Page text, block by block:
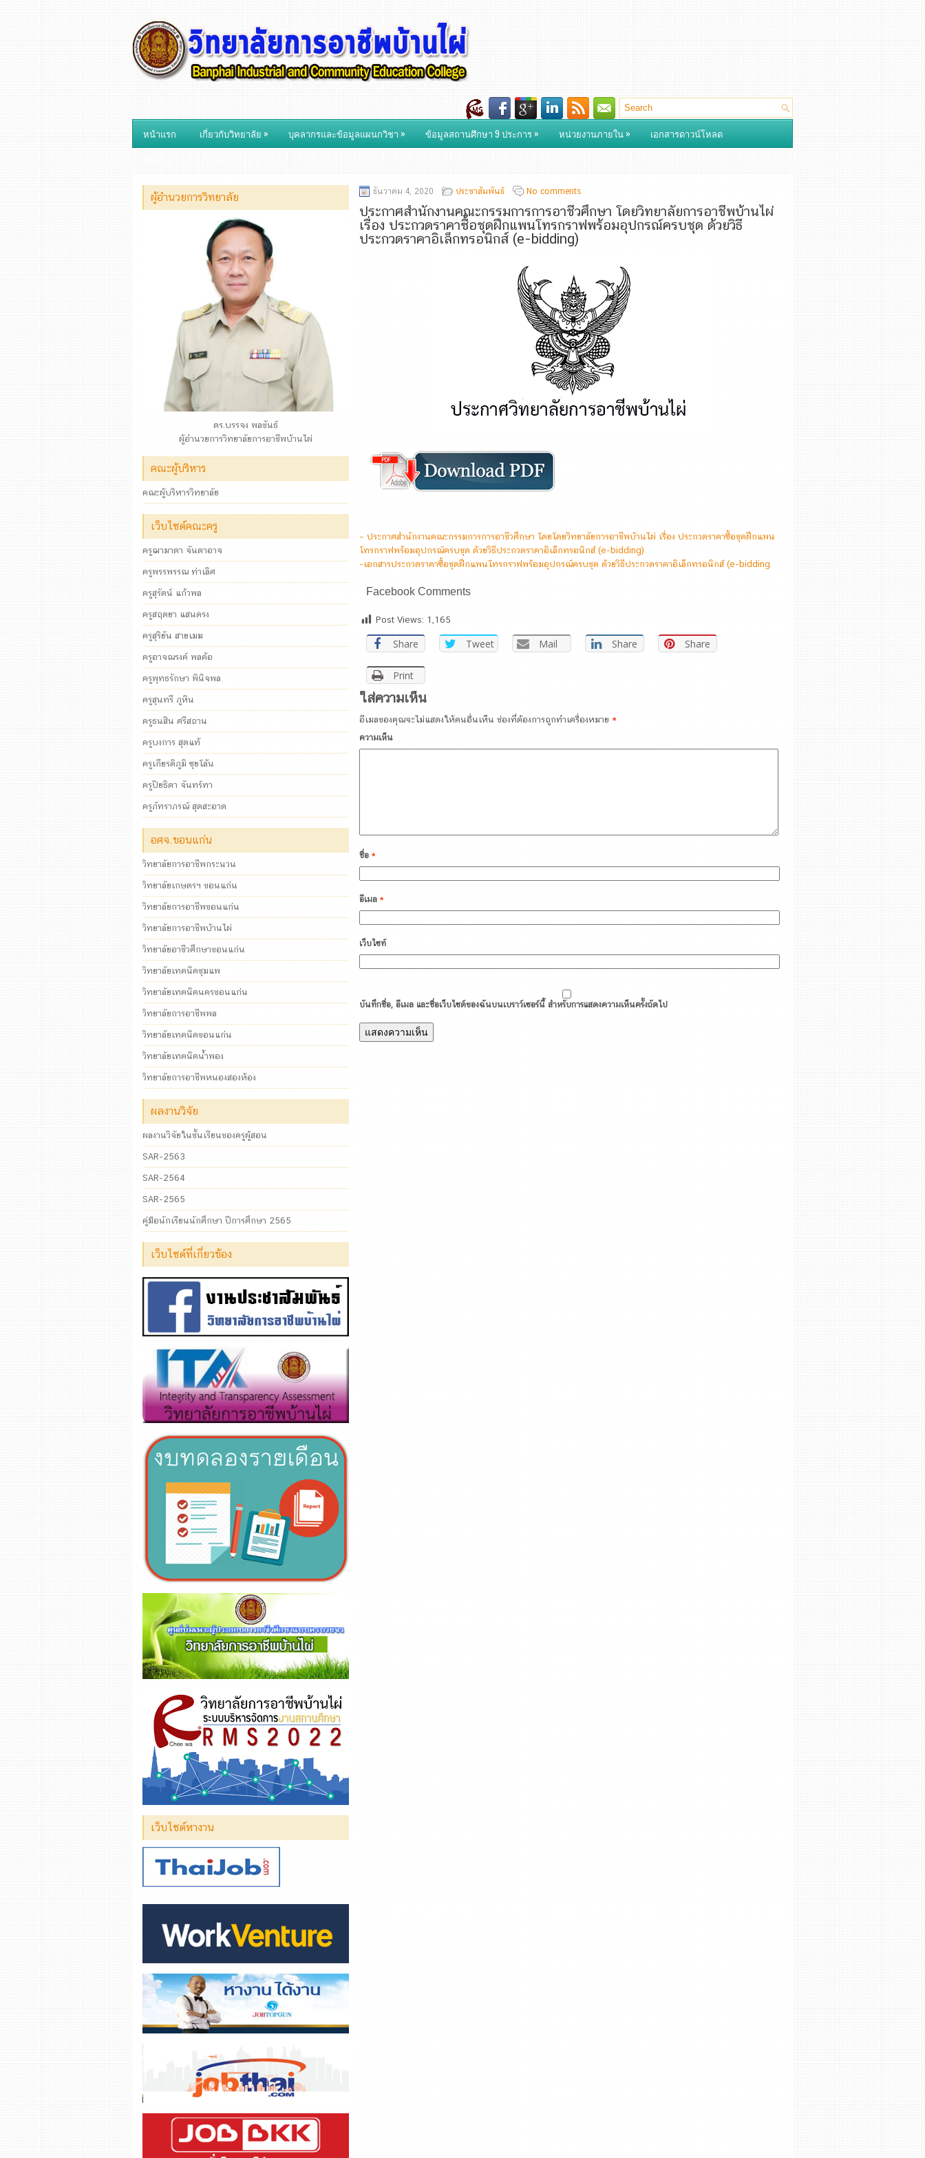
หน้าแรก เกี่ยวกับวิทยาลัย » บุคลากรและข้อมูลแผนกวิชา » ข้อมูลสถานศึกษา 9 ประการ » หน่วยงานภายใน »
เอกสารดาวน์โหลด
ธันวาคม 4, 2020 ประชาสัมพันธ์ No comments
ประกาศสำนักงานคณะกรรมการการอาชีวศึกษา โดยวิทยาลัยการอาชีพบ้านไผ่
เรื่อง ประกวดราคาซื้อชุดฝึกแพนโทรกราฟพร้อมอุปกรณ์ครบชุด ด้วยวิธี
ประกวดราคาอิเล็กทรอนิกส์ (e-bidding)
– ประกาศสำนักงานคณะกรรมการการอาชีวศึกษา โดยโดยวิทยาลัยการอาชีพบ้านไผ่ เรื่อง ประกวดราคาซื้อชุดฝึกแพน
โทรกราฟพร้อมอุปกรณ์ครบชุด ด้วยวิธีประกวดราคาอิเล็กทรอนิกส์ (e-bidding)
-เอกสารประกวดราคาซื้อชุดฝึกแพนโทรกราฟพร้อมอุปกรณ์ครบชุด ด้วยวิธีประกวดราคาอิเล็กทรอนิกส์ (e-bidding
Facebook Comments
Post Views: 1,165
Share Tweet Mail Share Share
Print
ใส่ความเห็น
อีเมลของคุณจะไม่แสดงให้คนอื่นเห็น ช่องที่ต้องการถูกทำเครื่องหมาย *
ความเห็น
ชื่อ *
อีเมล *
เว็บไซท์
บันทึกชื่อ, อีเมล และชื่อเว็บไซต์ของฉันบนเบราว์เซอร์นี้ สำหรับการแสดงความเห็นครั้งถัดไป
ผู้อำนวยการวิทยาลัย
ดร.บรรจง พลขันธ์
ผู้อำนวยการวิทยาลัยการอาชีพบ้านไผ่
คณะผู้บริหาร
คณะผู้บริหารวิทยาลัย
เว็บไซต์คณะครู
ครูฌามาดา จันดาอาจ
ครูพรรพรรณ ท่าเลิศ
ครูสุรัตน์ แก้วพล
ครูสฤตยา แสนตรง
ครูสุริยัน สายเมฆ
ครูอาจณรงค์ พลค้อ
ครูพุทธรักษา พินิจพล
ครูสุนทรี ภูหิน
ครูธนสิน ศรีสถาน
ครูบงการ สุดแท้
ครูเกียรติภูมิ ซุยโล้น
ครูปิยธิดา จันทร์ทา
ครูภัทราภรณ์ สุดสะอาด
อศจ.ขอนแก่น
วิทยาลัยการอาชีพกระนวน
วิทยาลัยเกษตรฯ ขอนแก่น
วิทยาลัยการอาชีพขอนแก่น
วิทยาลัยการอาชีพบ้านไผ่
วิทยาลัยอาชีวศึกษาขอนแก่น
วิทยาลัยเทคนิคชุมแพ
วิทยาลัยเทคนิคนครขอนแก่น
วิทยาลัยการอาชีพพล
วิทยาลัยเทคนิคขอนแก่น
วิทยาลัยเทคนิคน้ำพอง
วิทยาลัยการอาชีพหนองสองห้อง
ผลงานวิจัย
ผลงานวิจัยในชั้นเรียนของครูผู้สอน
SAR-2563
SAR-2564
SAR-2565
คู่มือนักเรียนนักศึกษา ปีการศึกษา 2565
เว็บไซต์ที่เกี่ยวข้อง
เว็บไซต์หางาน